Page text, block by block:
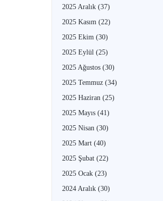
2025 Aralık (37)
2025 Kasım (22)
2025 Ekim (30)
2025 Eylül (25)
2025 Ağustos (30)
2025 Temmuz (34)
2025 Haziran (25)
2025 Mayıs (41)
2025 Nisan (30)
2025 Mart (40)
2025 Şubat (22)
2025 Ocak (23)
2024 Aralık (30)